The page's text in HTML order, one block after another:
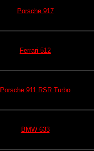
Porsche 917
Ferrari 512
Porsche 911 RSR Turbo
BMW 633